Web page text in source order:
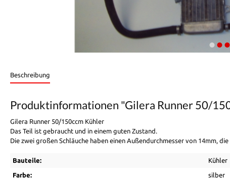
Beschreibung
Produktinformationen "Gilera Runner 50/
Gilera Runner 50/150ccm Kühler
Das Teil ist gebraucht und in einem guten Zustand.
Die zwei großen Schläuche haben einen Außendurchmesser von 14mm,
Bauteile: Kühler
Farbe: silber